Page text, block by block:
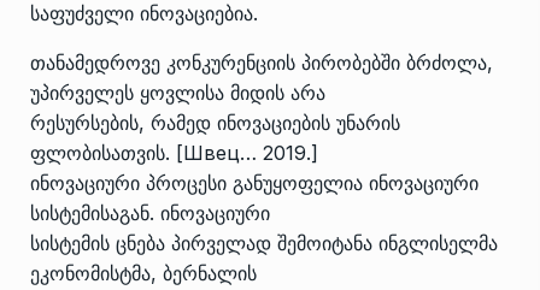
საფუძველი ინოვაციებია.
თანამედროვე კონკურენციის პირობებში ბრძოლა,
უპირველეს ყოვლისა მიდის არა
რესურსების, რამედ ინოვაციების უნარის
ფლობისათვის. [Швец… 2019.]
ინოვაციური პროცესი განუყოფელია ინოვაციური
სისტემისაგან. ინოვაციური
სისტემის ცნება პირველად შემოიტანა ინგლისელმა
ეკონომისტმა, ბერნალის